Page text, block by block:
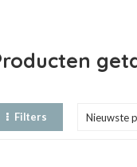
Filters Nieuwste